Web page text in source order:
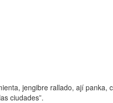
jengibre rallado, ají panka,
ciudades”.